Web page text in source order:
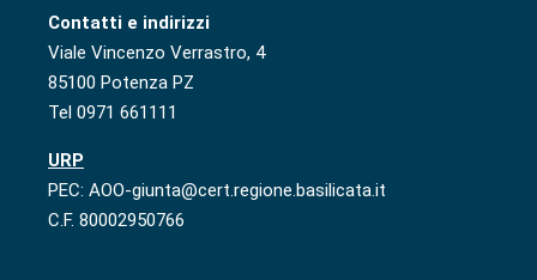
Contatti e indirizzi
Viale Vincenzo Verrastro, 4
85100 Potenza PZ
Tel 0971 661111
URP
PEC: AOO-giunta@cert.regione.basilicata.it
C.F. 80002950766